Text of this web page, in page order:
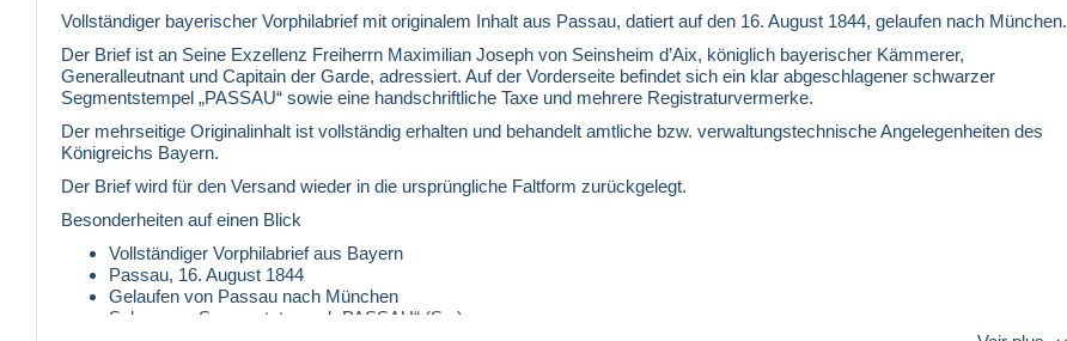
Vollständiger bayerischer Vorphilabrief mit originalem Inhalt aus Passau, datiert auf den 16. August 1844, gelaufen nach München.
Der Brief ist an Seine Exzellenz Freiherrn Maximilian Joseph von Seinsheim d’Aix, königlich bayerischer Kämmerer,
Generalleutnant und Capitain der Garde, adressiert. Auf der Vorderseite befindet sich ein klar abgeschlagener schwarzer
Segmentstempel „PASSAU“ sowie eine handschriftliche Taxe und mehrere Registraturvermerke.
Der mehrseitige Originalinhalt ist vollständig erhalten und behandelt amtliche bzw. verwaltungstechnische Angelegenheiten des
Königreichs Bayern.
Der Brief wird für den Versand wieder in die ursprüngliche Faltform zurückgelegt.
Besonderheiten auf einen Blick
Vollständiger Vorphilabrief aus Bayern
Passau, 16. August 1844
Gelaufen von Passau nach München
Schwarzer Segmentstempel „PASSAU“ (Sg.)